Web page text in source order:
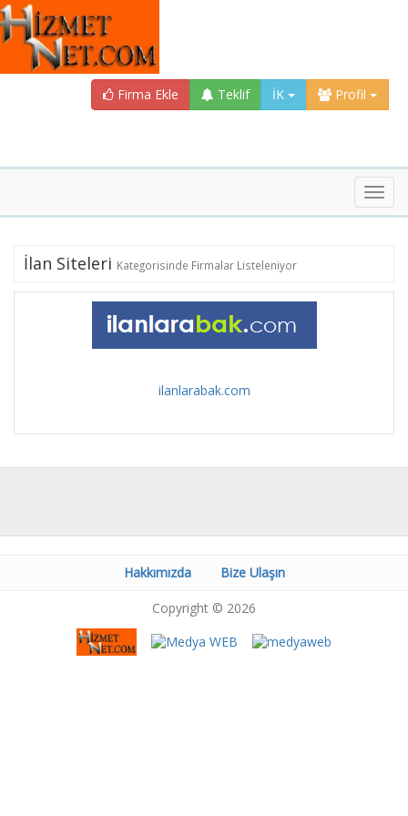
Firma Ekle Teklif İK Profil
İlan Siteleri Kategorisinde Firmalar Listeleniyor
ilanlarabak.com
Hakkımızda Bize Ulaşın
Copyright © 2026